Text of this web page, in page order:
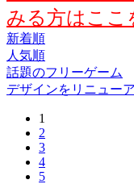
みる方はここ
新着順
人気順
話題のフリーゲーム
デザインをリニュー
1
2
3
4
5